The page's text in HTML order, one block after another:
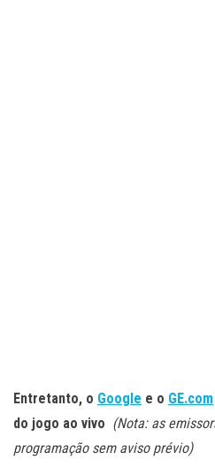
Entretanto, o Google e o GE.com
do jogo ao vivo (Nota: as
programação sem aviso prévio)